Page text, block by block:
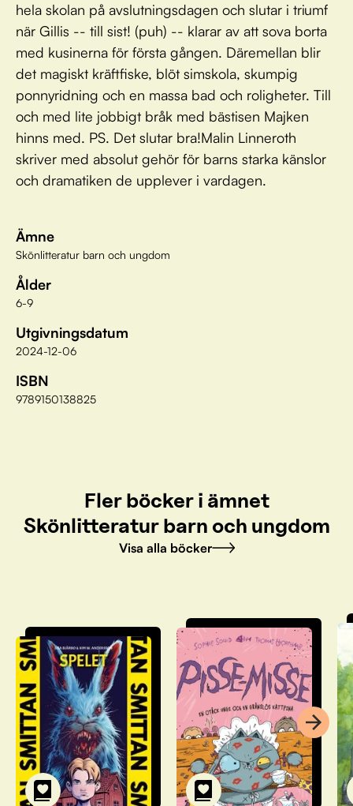
hela skolan på avslutningsdagen och slutar i triumf
när Gillis -- till sist! (puh) -- klarar av att sova borta
med kusinerna för första gången. Däremellan blir
det magiskt kräftfiske, blöt simskola, skumpig
ponnyridning och en massa bad och roligheter. Till
och med lite jobbigt bråk med bästisen Majken
hinns med. PS. Det slutar bra!Malin Linneroth
skriver med absolut gehör för barns starka känslor
och dramatiken de upplever i vardagen.
Ämne
Skönlitteratur barn och ungdom
Ålder
6-9
Utgivningsdatum
2024-12-06
ISBN
9789150138825
Fler böcker i ämnet
Skönlitteratur barn och ungdom
Visa alla böcker